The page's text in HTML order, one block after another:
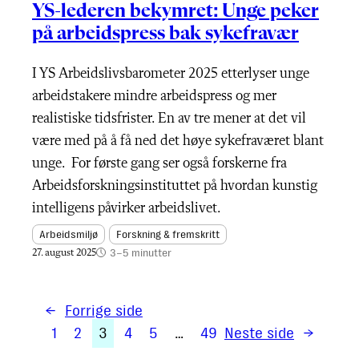
YS-lederen bekymret: Unge peker
på arbeidspress bak sykefravær
I YS Arbeidslivsbarometer 2025 etterlyser unge
arbeidstakere mindre arbeidspress og mer
realistiske tidsfrister. En av tre mener at det vil
være med på å få ned det høye sykefraværet blant
unge. For første gang ser også forskerne fra
Arbeidsforskningsinstituttet på hvordan kunstig
intelligens påvirker arbeidslivet.
Arbeidsmiljø Forskning & fremskritt
27. august 2025 3–5 minutter
←
Forrige side
1
2 3 4 5 … 49 Neste side →